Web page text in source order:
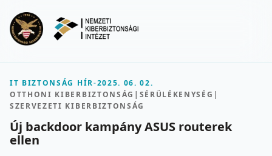
IT BIZTONSÁG HÍR-2025. 06. 02.
OTTHONI KIBERBIZTONSÁG | SÉRÜLÉKENYSÉG |
SZERVEZETI KIBERBIZTONSÁG
Új backdoor kampány ASUS routerek
ellen